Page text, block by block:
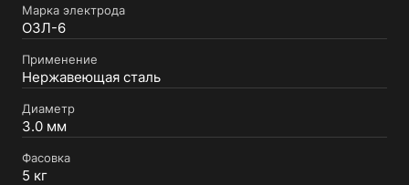
Марка электрода
ОЗЛ-6
Применение
Нержавеющая сталь
Диаметр
3.0 мм
Фасовка
5 кг